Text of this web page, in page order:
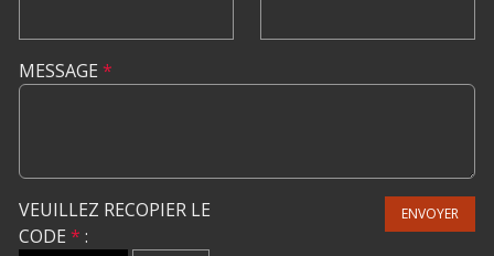
MESSAGE *
VEUILLEZ RECOPIER LE
CODE * :
ENVOYER